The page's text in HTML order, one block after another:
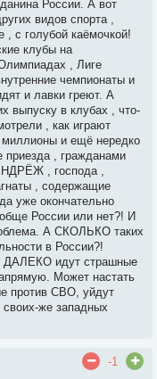
России. А вот
видов спорта ,
, с голубой каёмочкой!
клубы на
, Лиге
чемпионаты и
и лавки греют. А
выпуску в клубах , что-
, как играют
миллионы и ещё нередко
приезда , гражданами
, господа ,
, содержащие
уже окончательно
России или нет?! И
А СКОЛЬКО таких
в России?!
ДАЛЕКО идут страшные
Может настать
против СВО, уйдут
же западных
-1